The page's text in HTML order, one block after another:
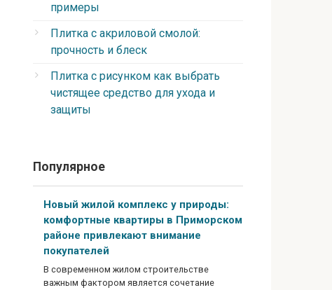
примеры
Плитка с акриловой смолой:
прочность и блеск
Плитка с рисунком как выбрать
чистящее средство для ухода и
защиты
Популярное
Новый жилой комплекс у природы:
комфортные квартиры в Приморском
районе привлекают внимание
покупателей
В современном жилом строительстве
важным фактором является сочетание